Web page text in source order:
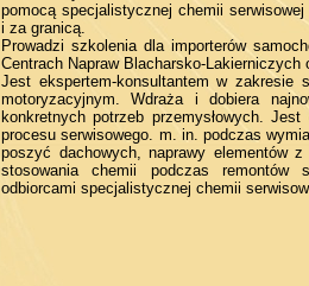
pomocą specjalistycznej chemii
i za granicą.
Prowadzi szkolenia dla importerów
Centrach Napraw Blacharsko-Lakierniczych
Jest ekspertem-konsultantem w zakresie
motoryzacyjnym. Wdraża i dobiera
konkretnych potrzeb przemysłowych.
procesu serwisowego. m. in. podczas
poszyć dachowych, naprawy elementów
stosowania chemii podczas remontów
odbiorcami specjalistycznej chemii